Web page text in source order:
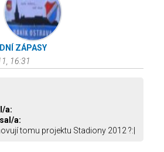
ZÁPASY
16:31
a:
a:
tomu projektu Stadiony 2012 ?:|